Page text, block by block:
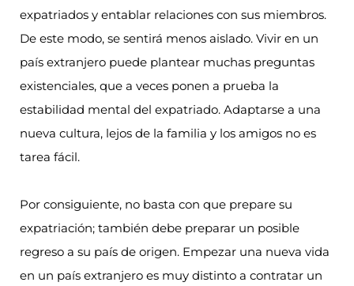
expatriados y entablar relaciones con sus miembros.
De este modo, se sentirá menos aislado. Vivir en un
país extranjero puede plantear muchas preguntas
existenciales, que a veces ponen a prueba la
estabilidad mental del expatriado. Adaptarse a una
nueva cultura, lejos de la familia y los amigos no es
tarea fácil.
Por consiguiente, no basta con que prepare su
expatriación; también debe preparar un posible
regreso a su país de origen. Empezar una nueva vida
en un país extranjero es muy distinto a contratar un